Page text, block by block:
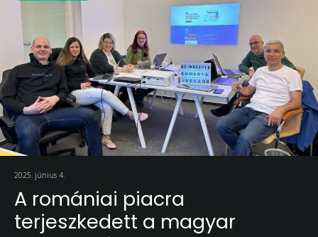
2025. június 4.
A romániai piacra
terjeszkedett a magyar